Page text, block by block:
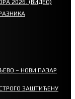
2026. (ВИДЕО)
– НОВИ ПАЗАР
ЗАШТИЋЕНУ